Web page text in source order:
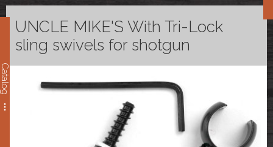
Catalog
UNCLE MIKE'S With Tri-Lock
sling swivels for shotgun